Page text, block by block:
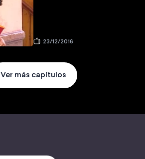
23/12/2016
Ver más capítulos